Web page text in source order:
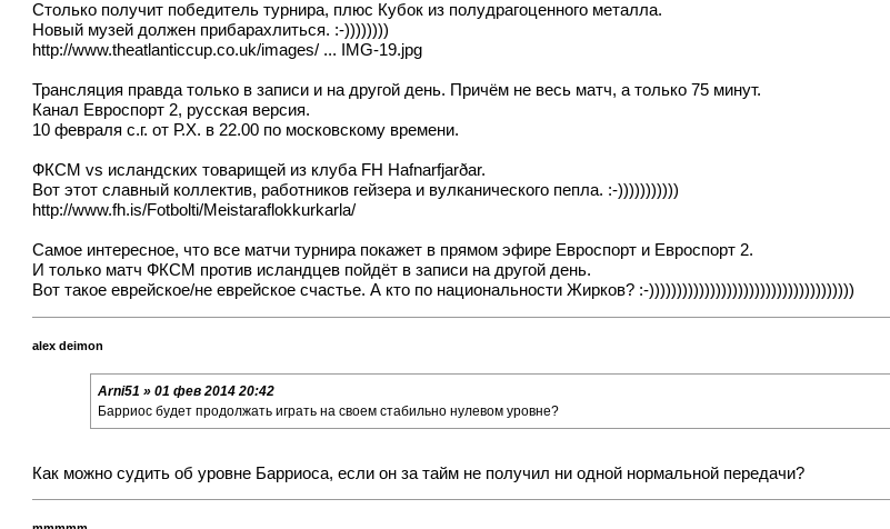
Столько получит победитель турнира, плюс Кубок из полудрагоценного металла.
Новый музей должен прибарахлиться. :-))))))))
http://www.theatlanticcup.co.uk/images/ ... IMG-19.jpg
Трансляция правда только в записи и на другой день. Причём не весь матч, а только 75 минут.
Канал Евроспорт 2, русская версия.
10 февраля с.г. от Р.Х. в 22.00 по московскому времени.
ФКСМ vs исландских товарищей из клуба FH Hafnarfjarðar.
Вот этот славный коллектив, работников гейзера и вулканического пепла. :-)))))))))))
http://www.fh.is/Fotbolti/Meistaraflokkurkarla/
Самое интересное, что все матчи турнира покажет в прямом эфире Евроспорт и Евроспорт 2.
И только матч ФКСМ против исландцев пойдёт в записи на другой день.
Вот такое еврейское/не еврейское счастье. А кто по национальности Жирков? :-)))))))))))))))))))))))))))))))))))))
alex deimon
Arni51 » 01 фев 2014 20:42
Барриос будет продолжать играть на своем стабильно нулевом уровне?
Как можно судить об уровне Барриоса, если он за тайм не получил ни одной нормальной передачи?